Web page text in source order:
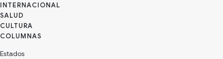
INTERNACIONAL
SALUD
CULTURA
Estados